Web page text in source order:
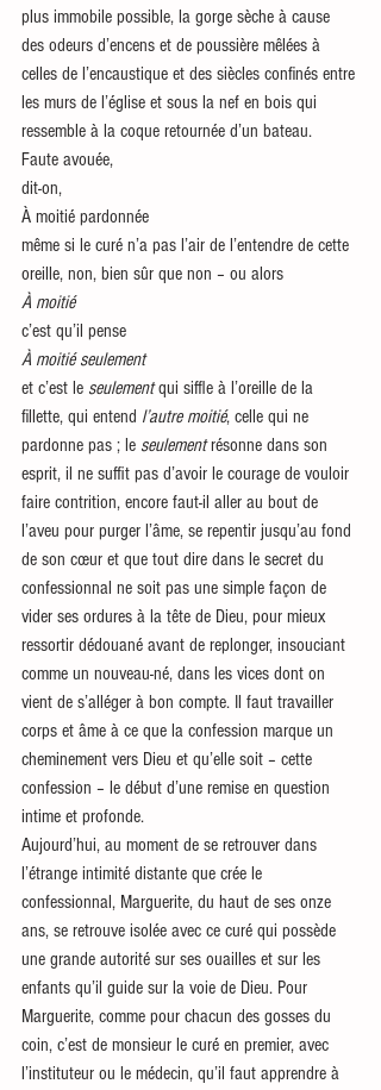
plus immobile possible, la gorge sèche à cause
des odeurs d’encens et de poussière mêlées à
celles de l’encaustique et des siècles confinés entre
les murs de l’église et sous la nef en bois qui
ressemble à la coque retournée d’un bateau.
Faute avouée,
dit-on,
À moitié pardonnée
même si le curé n’a pas l’air de l’entendre de cette
oreille, non, bien sûr que non – ou alors
À moitié
c’est qu’il pense
À moitié seulement
et c’est le seulement qui siffle à l’oreille de la
fillette, qui entend l’autre moitié, celle qui ne
pardonne pas ; le seulement résonne dans son
esprit, il ne suffit pas d’avoir le courage de vouloir
faire contrition, encore faut-il aller au bout de
l’aveu pour purger l’âme, se repentir jusqu’au fond
de son cœur et que tout dire dans le secret du
confessionnal ne soit pas une simple façon de
vider ses ordures à la tête de Dieu, pour mieux
ressortir dédouané avant de replonger, insouciant
comme un nouveau-né, dans les vices dont on
vient de s’alléger à bon compte. Il faut travailler
corps et âme à ce que la confession marque un
cheminement vers Dieu et qu’elle soit – cette
confession – le début d’une remise en question
intime et profonde.
Aujourd’hui, au moment de se retrouver dans
l’étrange intimité distante que crée le
confessionnal, Marguerite, du haut de ses onze
ans, se retrouve isolée avec ce curé qui possède
une grande autorité sur ses ouailles et sur les
enfants qu’il guide sur la voie de Dieu. Pour
Marguerite, comme pour chacun des gosses du
coin, c’est de monsieur le curé en premier, avec
l’instituteur ou le médecin, qu’il faut apprendre à